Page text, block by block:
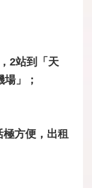
2站到「天
」；
方便，出租